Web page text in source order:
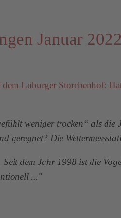
Januar 2022
dem Loburger Storchenhof:
weniger trocken“ als die
geregnet? Die
dem Jahr 1998 ist die
..."